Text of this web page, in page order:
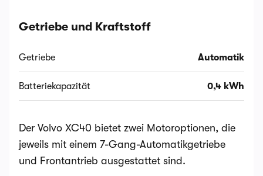
Getriebe und Kraftstoff
Getriebe Automatik
Batteriekapazität 0,4 kWh
Der Volvo XC40 bietet zwei Motoroptionen, die
jeweils mit einem 7-Gang-Automatikgetriebe
und Frontantrieb ausgestattet sind.